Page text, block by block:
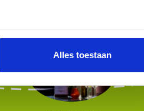
Alles toestaan